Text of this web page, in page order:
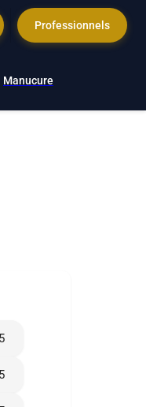
Professionnels
Manucure